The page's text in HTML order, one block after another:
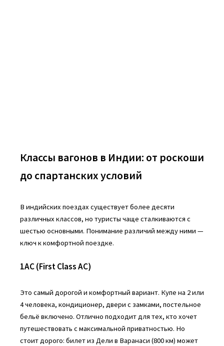
Классы вагонов в Индии: от роскоши
до спартанских условий
В индийских поездах существует более десяти
различных классов, но туристы чаще сталкиваются с
шестью основными. Понимание различий между ними —
ключ к комфортной поездке.
1AC (First Class AC)
Это самый дорогой и комфортный вариант. Купе на 2 или
4 человека, кондиционер, двери с замками, постельное
бельё включено. Отлично подходит для тех, кто хочет
путешествовать с максимальной приватностью. Но
стоит дорого: билет из Дели в Варанаси (800 км) может